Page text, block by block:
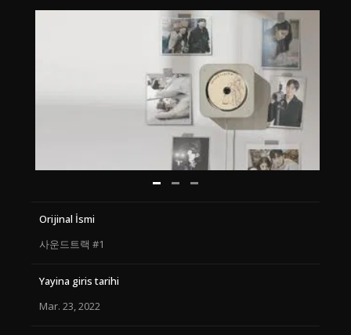
Orijinal İsmi
사운드트랙 #1
Yayina giris tarihi
Mar. 23, 2022